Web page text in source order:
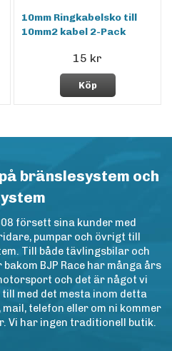
10mm Ringkabelsko till
10mm2 kabel 2-Pack
15 kr
Köp
bränslesystem och
försett sina kunder med
pumpar och övrigt till
Till både tävlingsbilar och
BJP Race har många års
och det är något vi
med det mesta inom detta
telefon eller om ni kommer
Vi har ingen traditionell butik.